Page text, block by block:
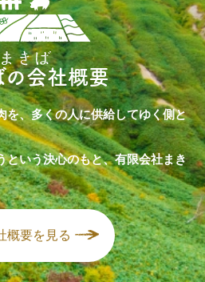
の会社概要
を、多くの人に供給してゆく側と
という決心のもと、有限会社まき
概要を見る